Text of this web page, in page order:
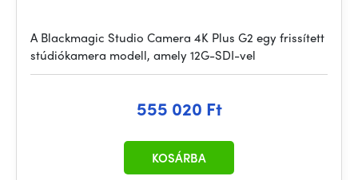
A Blackmagic Studio Camera 4K Plus G2 egy frissített
stúdiókamera modell, amely 12G-SDI-vel
555 020 Ft
KOSÁRBA